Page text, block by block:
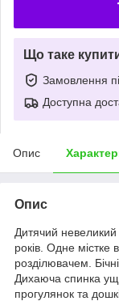
Що таке
Замовлення
Доступна
Опис
Опис
Дитячий невеликий
років. Одне містке
розділювачем.
Дихаюча спинка
прогулянок та